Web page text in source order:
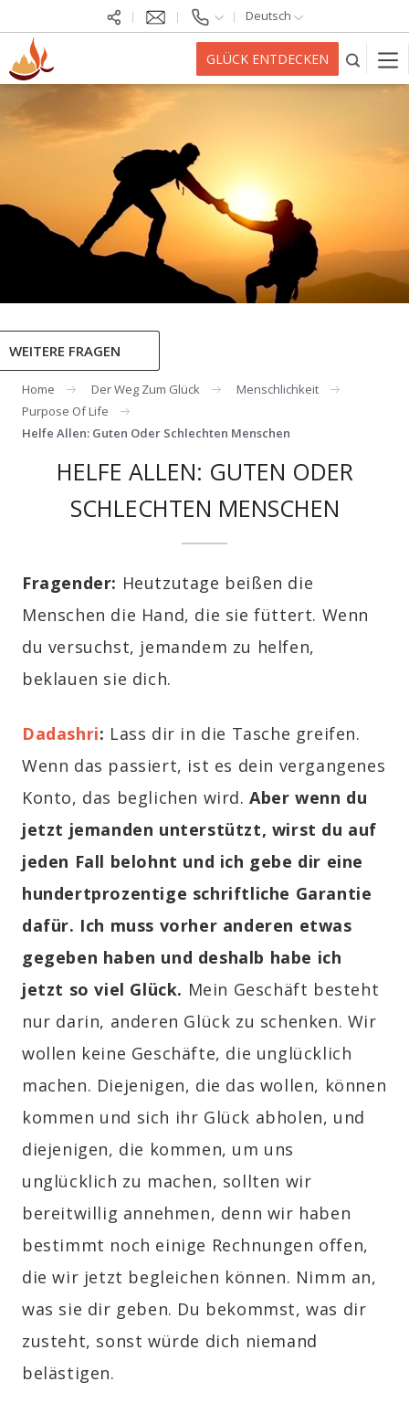
Deutsch
GLÜCK ENTDECKEN
WEITERE FRAGEN
Home Der Weg Zum Glück
Menschlichkeit
Purpose Of Life
Helfe Allen: Guten Oder Schlechten Menschen
HELFE ALLEN: GUTEN ODER
SCHLECHTEN MENSCHEN
Fragender: Heutzutage beißen die
Menschen die Hand, die sie füttert. Wenn
du versuchst, jemandem zu helfen,
beklauen sie dich.
Dadashri: Lass dir in die Tasche greifen.
Wenn das passiert, ist es dein vergangenes
Konto, das beglichen wird.Aber wenn du
jetzt jemanden unterstützt, wirst du auf
jeden Fall belohnt und ich gebe dir eine
hundertprozentige schriftliche Garantie
dafür. Ich muss vorher anderen etwas
gegeben haben und deshalb habe ich
jetzt so viel Glück. Mein Geschäft besteht
nur darin, anderen Glück zu schenken. Wir
wollen keine Geschäfte, die unglücklich
machen. Diejenigen, die das wollen, können
kommen und sich ihr Glück abholen, und
diejenigen, die kommen, um uns
unglücklich zu machen, sollten wir
bereitwillig annehmen, denn wir haben
bestimmt noch einige Rechnungen offen,
die wir jetzt begleichen können. Nimm an,
was sie dir geben. Du bekommst, was dir
zusteht, sonst würde dich niemand
belästigen.